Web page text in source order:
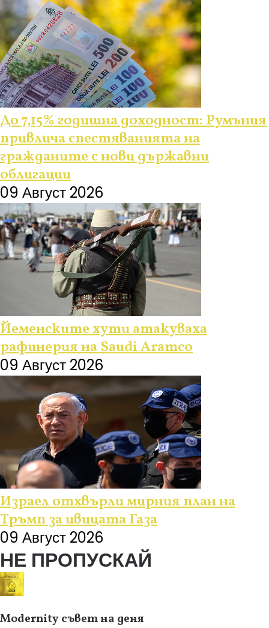
До 7,15% годишна доходност: Румъния
привлича спестяванията на
гражданите с нови държавни
облигации
09 Август 2026
Йеменските хути атакуваха
рафинерия на Saudi Aramco
09 Август 2026
Израел отхвърли мирния план на
Тръмп за ивицата Газа
09 Август 2026
НЕ ПРОПУСКАЙ
Modernity съвет на деня